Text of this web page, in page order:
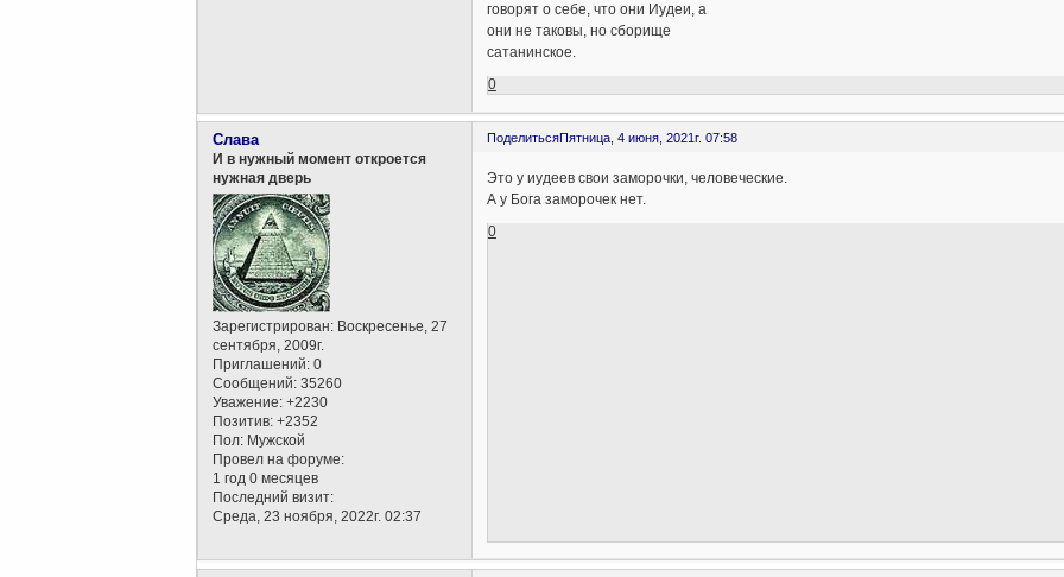
говорят о себе, что они Иудеи, а
они не таковы, но сборище
сатанинское.
0
ПоделитьсяПятница, 4 июня, 2021г. 07:58
Слава
И в нужный момент откроется
нужная дверь
Зарегистрирован: Воскресенье, 27
сентября, 2009г.
Приглашений: 0
Сообщений: 35260
Уважение: +2230
Позитив: +2352
Пол: Мужской
Провел на форуме:
1 год 0 месяцев
Последний визит:
Среда, 23 ноября, 2022г. 02:37
Это у иудеев свои заморочки, человеческие.
А у Бога заморочек нет.
0